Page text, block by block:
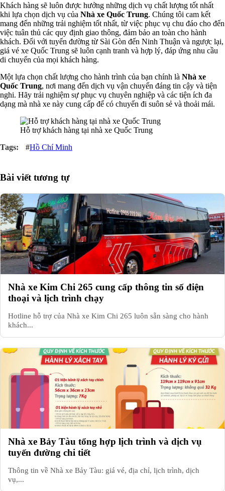
Khách hàng sẽ luôn được hưởng những dịch vụ chất lượng tốt nhất
khi lựa chọn dịch vụ của Nhà xe Quốc Trung. Chúng tôi cam kết
mang đến những trải nghiệm tốt nhất, từ việc phục vụ chu đáo cho đến
việc tuân thủ các quy định giao thông, đảm bảo an toàn cho hành
khách. Đối với tuyến đường từ Sài Gòn đến Ninh Thuận và ngược lại,
giá vé xe Quốc Trung sẽ luôn cạnh tranh và hợp lý, đáp ứng nhu cầu
di chuyển của mọi khách hàng.
Một lựa chọn chất lượng cho hành trình của bạn chính là Nhà xe
Quốc Trung, nơi mang đến dịch vụ vận chuyển đáng tin cậy và tiện
nghi. Hãy trải nghiệm sự phục vụ chuyên nghiệp và các tiện ích đa
dạng mà nhà xe này cung cấp để có chuyến đi suôn sẻ và thoải mái.
Hỗ trợ khách hàng tại nhà xe Quốc Trung
#Hồ Chí Minh
Bài viết tương tự
Nhà xe Kim Chi 265 cung cấp thông tin số điện
thoại và lịch trình chạy
Hotline hỗ trợ của Nhà xe Kim Chi 265 luôn sẵn sàng cho hành
khách...
Nhà xe Bảy Tàu tổng hợp lịch trình và dịch vụ
tuyến đường chi tiết
Thông tin về Nhà xe Bảy Tàu: giá vé, địa chỉ, lịch trình, dịch
vụ,...